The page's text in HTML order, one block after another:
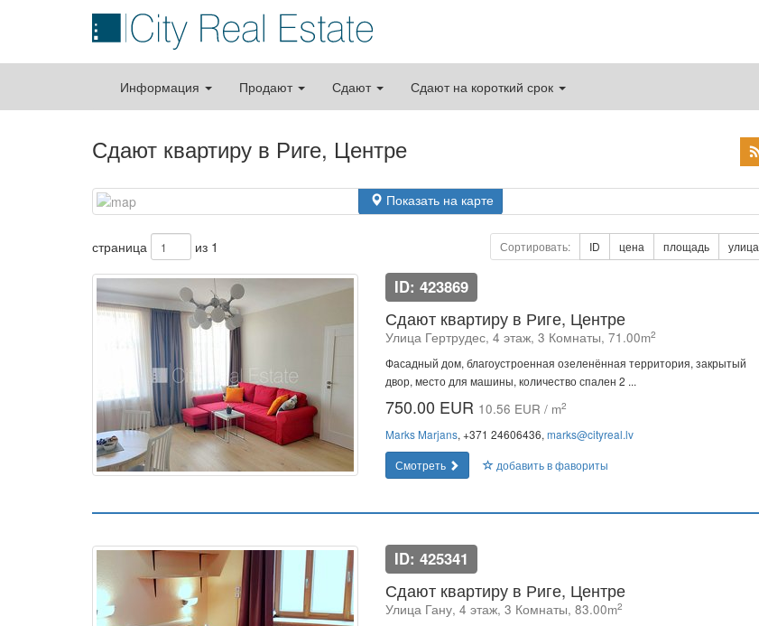
Информация Продают Сдают Сдают на короткий срок
Сдают квартиру в Риге, Центре
Показать на карте
страница из 1 Сортировать: ID цена площадь улица
ID: 423869
Сдают квартиру в Риге, Центре
Улица Гертрудес, 4 этаж, 3 Комнаты, 71.00m2
Фасадный дом, благоустроенная озеленённая территория, закрытый
двор, место для машины, количество спален 2 ...
750.00 EUR 10.56 EUR / m2
Marks Marjans, +371 24606436, marks@cityreal.lv
Смотреть
добавить в фавориты
ID: 425341
Сдают квартиру в Риге, Центре
Улица Гану, 4 этаж, 3 Комнаты, 83.00m2